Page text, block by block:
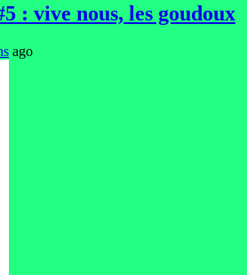
: vive nous, les goudoux
ago